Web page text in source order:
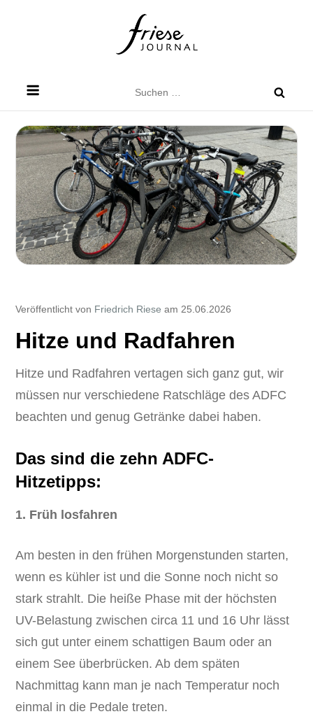
nach:
Veröffentlicht von Friedrich Riese am 25.06.2026
Hitze und Radfahren
Hitze und Radfahren vertagen sich ganz gut, wir
müssen nur verschiedene Ratschläge des ADFC
beachten und genug Getränke dabei haben.
Das sind die zehn ADFC-
Hitzetipps:
1. Früh losfahren
Am besten in den frühen Morgenstunden starten,
wenn es kühler ist und die Sonne noch nicht so
stark strahlt. Die heiße Phase mit der höchsten
UV-Belastung zwischen circa 11 und 16 Uhr lässt
sich gut unter einem schattigen Baum oder an
einem See überbrücken. Ab dem späten
Nachmittag kann man je nach Temperatur noch
einmal in die Pedale treten.